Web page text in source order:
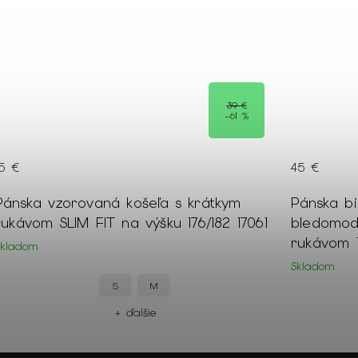
biela SLIM FIT košeľa s
vzorom a krátkym
18275
€
M
Pánska
18271
Skladom
45 €